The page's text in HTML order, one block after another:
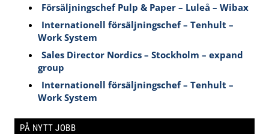
Försäljningschef Pulp & Paper – Luleå – Wibax
Internationell försäljningschef – Tenhult –
Work System
Sales Director Nordics – Stockholm – expand
group
Internationell försäljningschef – Tenhult –
Work System
PÅ NYTT JOBB